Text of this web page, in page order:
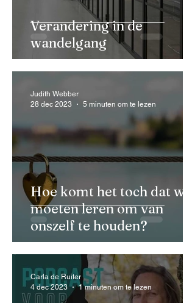
Verandering in de
wandelgang
Hoe komt het toch dat we
moeten leren om van
onszelf te houden?
Judith Webber
28 dec 2023
5 minuten om te lezen
Carla de Ruiter
4 dec 2023
1 minuten om te lezen